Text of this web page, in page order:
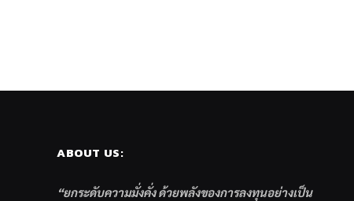
ABOUT US:
“ยกระดับความมั่งคั่ง ด้วยพลังของการลงทุนอย่างเป็น